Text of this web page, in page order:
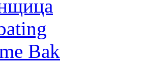
Bak